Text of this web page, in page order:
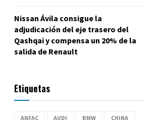
Nissan Ávila consigue la
adjudicación del eje trasero del
Qashqai y compensa un 20% de la
salida de Renault
Etiquetas
ANFAC AUDI BMW CHINA